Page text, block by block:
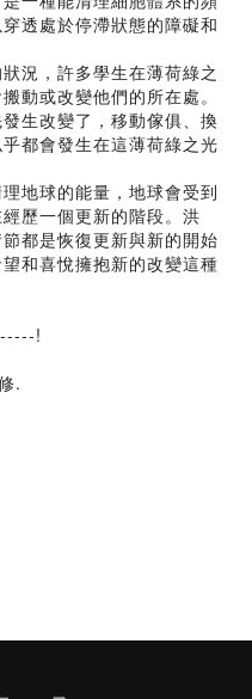
透處於停滯狀態的障礙和
況，許多學生在薄荷綠之
動或改變他們的所在處。
生改變了，移動傢俱、換
都會發生在這薄荷綠之光
地球的能量，地球會受到
歷一個更新的階段。洪
都是恢復更新與新的開始
和喜悅擁抱新的改變這種
!
.